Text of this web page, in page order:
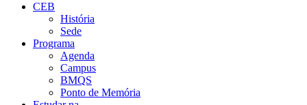
CEB
História
Sede
Programa
Agenda
Campus
BMQS
Ponto de Memória